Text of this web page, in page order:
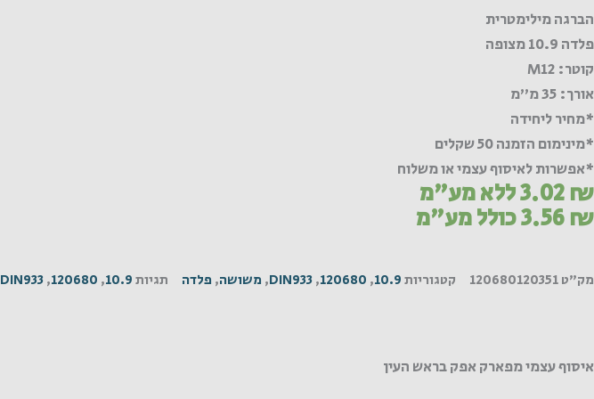
הברגה מילימטרית
פלדה 10.9 מצופה
קוטר: M12
אורך: 35 מ"מ
*מחיר ליחידה
*מינימום הזמנה 50 שקלים
*אפשרות לאיסוף עצמי או משלוח
3.02₪ ללא מע"מ
3.56₪ כולל מע"מ
מק"ט120680120351 קטגוריות10.9
,
120680
,
DIN933
, משושה, פלדה תגיות10.9
,
120680
,
DIN933
איסוף עצמי מפארק אפק בראש העין